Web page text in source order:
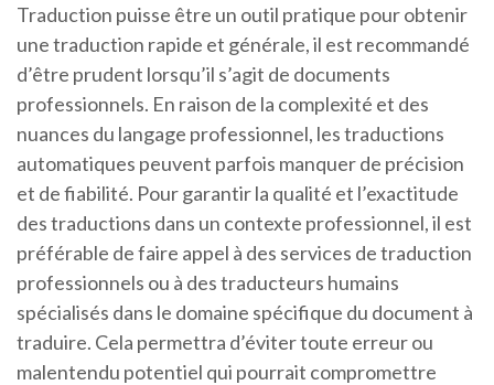
Traduction puisse être un outil pratique pour obtenir
une traduction rapide et générale, il est recommandé
d’être prudent lorsqu’il s’agit de documents
professionnels. En raison de la complexité et des
nuances du langage professionnel, les traductions
automatiques peuvent parfois manquer de précision
et de fiabilité. Pour garantir la qualité et l’exactitude
des traductions dans un contexte professionnel, il est
préférable de faire appel à des services de traduction
professionnels ou à des traducteurs humains
spécialisés dans le domaine spécifique du document à
traduire. Cela permettra d’éviter toute erreur ou
malentendu potentiel qui pourrait compromettre